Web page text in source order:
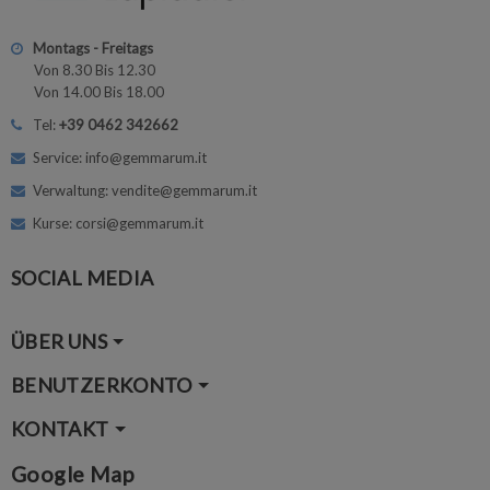
Montags - Freitags
Von 8.30 Bis 12.30
Von 14.00 Bis 18.00
Tel:+39 0462 342662
Service: info@gemmarum.it
Verwaltung: vendite@gemmarum.it
Kurse: corsi@gemmarum.it
SOCIAL MEDIA
ÜBER UNS
BENUTZERKONTO
KONTAKT
Google Map